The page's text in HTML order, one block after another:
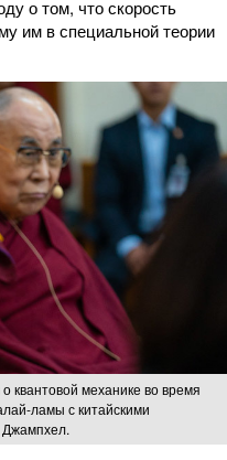
о том, что скорость
им в специальной теории
квантовой механике во время
ламы с китайскими
Джампхел.